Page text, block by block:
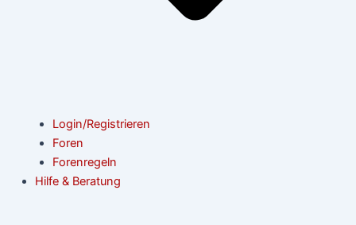
Login/Registrieren
Foren
Forenregeln
Hilfe & Beratung